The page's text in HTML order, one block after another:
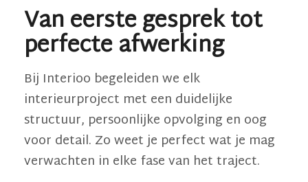
Van eerste gesprek tot
perfecte afwerking
Bij Interioo begeleiden we elk
interieurproject met een duidelijke
structuur, persoonlijke opvolging en oog
voor detail. Zo weet je perfect wat je mag
verwachten in elke fase van het traject.